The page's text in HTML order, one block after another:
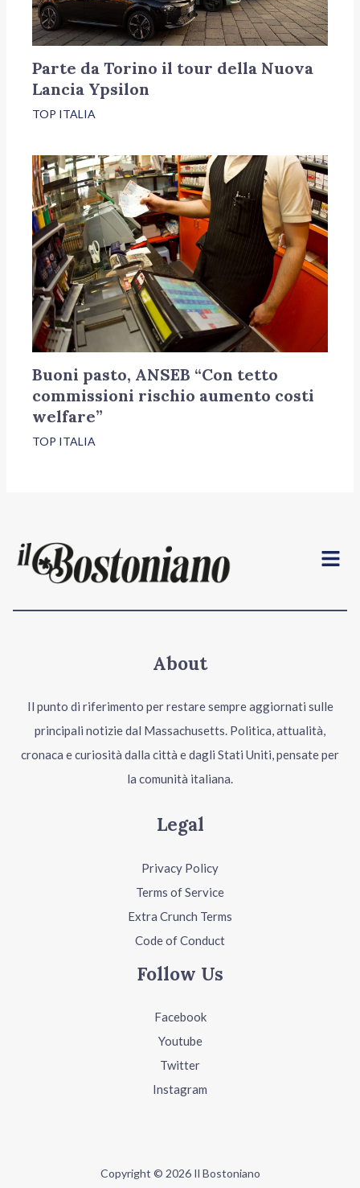
Parte da Torino il tour della Nuova
Lancia Ypsilon
TOP ITALIA
Buoni pasto, ANSEB “Con tetto
commissioni rischio aumento costi
welfare”
TOP ITALIA
Menu
About
Il punto di riferimento per restare sempre aggiornati sulle
principali notizie dal Massachusetts. Politica, attualità,
cronaca e curiosità dalla città e dagli Stati Uniti, pensate per
la comunità italiana.
Legal
Privacy Policy
Terms of Service
Extra Crunch Terms
Code of Conduct
Follow Us
Facebook
Youtube
Twitter
Instagram
Copyright © 2026 Il Bostoniano